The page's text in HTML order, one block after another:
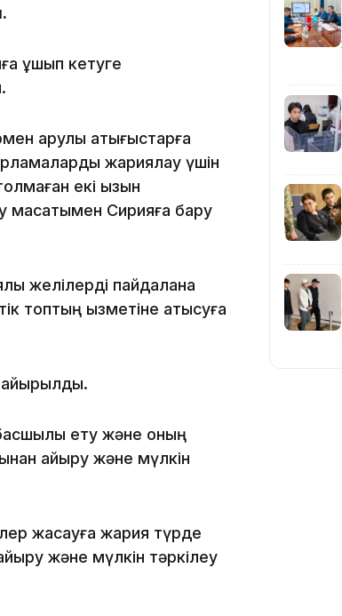
ұшып кетуге
қарулы қақтығыстарға
жариялау үшін
екі қызын
мақсатымен Сирияға бару
желілерді пайдалана
топтың қызметіне қатысуға
айырылды.
ету және оның
айыру және мүлкін
жасауға жария түрде
және мүлкін тәркілеу
13:22
13:05
12:31